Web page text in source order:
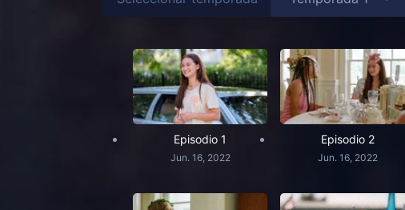
Episodio 1
Jun. 16, 2022
Episodio 2
Jun. 16, 2022